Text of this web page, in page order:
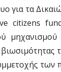
για τα
citizens
των